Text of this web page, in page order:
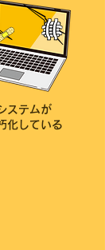
ステムが
化している